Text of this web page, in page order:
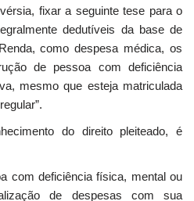
fixar a seguinte tese para o
dedutíveis da base de
como despesa médica, os
de pessoa com deficiência
mesmo que esteja matriculada
do direito pleiteado, é
com deficiência física, mental ou
de despesas com sua